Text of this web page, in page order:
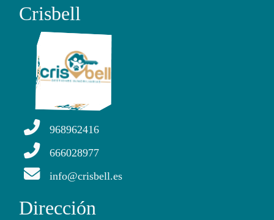
Crisbell
968962416
666028977
info@crisbell.es
Dirección